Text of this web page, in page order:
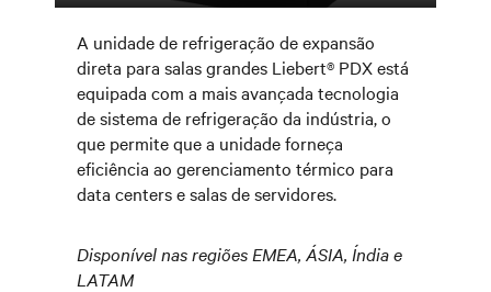
A unidade de refrigeração de expansão
direta para salas grandes Liebert® PDX está
equipada com a mais avançada tecnologia
de sistema de refrigeração da indústria, o
que permite que a unidade forneça
eficiência ao gerenciamento térmico para
data centers e salas de servidores.
Disponível nas regiões EMEA, ÁSIA, Índia e
LATAM